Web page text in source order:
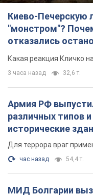
Киево-Печерскую
"монстром"?
отказались
небоскреба
Какая реакция Кличко
3 часа назад 32,6 т.
Армия РФ
различных типов
исторические
Фото и видео
Для террора враг
час назад 54,4 т.
МИД Болгарии